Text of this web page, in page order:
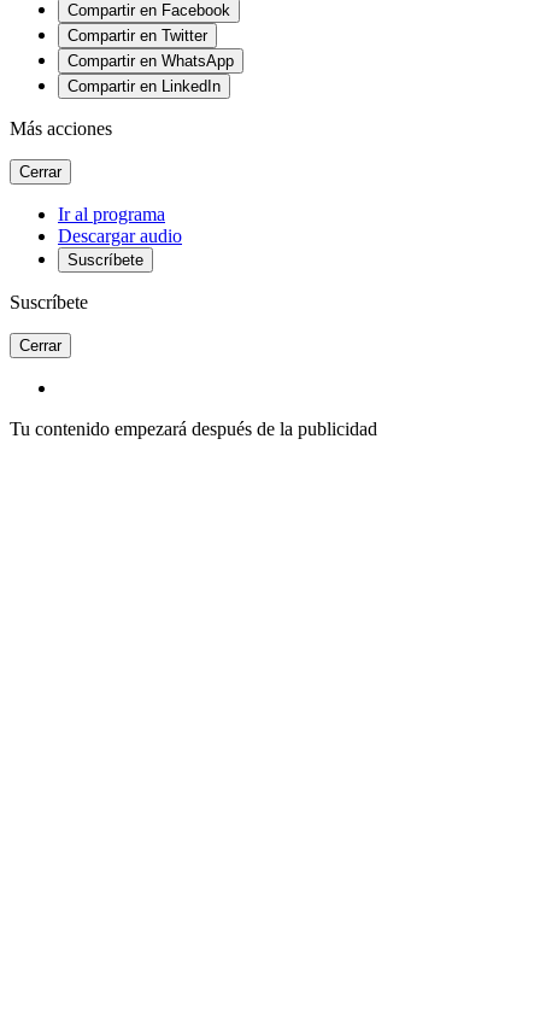
Compartir en Facebook
Compartir en Twitter
Compartir en WhatsApp
Compartir en LinkedIn
Más acciones
Cerrar
Ir al programa
Descargar audio
Suscríbete
Suscríbete
Cerrar
Tu contenido empezará después de la publicidad